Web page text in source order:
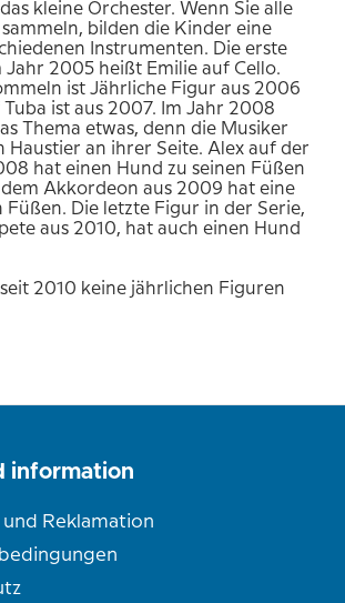
kleine Orchester. Wenn Sie alle
bilden die Kinder eine
Instrumenten. Die erste
Jahr 2005 heißt Emilie auf Cello.
ist Jährliche Figur aus 2006
ist aus 2007. Im Jahr 2008
Thema etwas, denn die Musiker
Haustier an ihrer Seite. Alex auf der
hat einen Hund zu seinen Füßen
Akkordeon aus 2009 hat eine
Füßen. Die letzte Figur in der Serie,
aus 2010, hat auch einen Hund
2010 keine jährlichen Figuren
information
und Reklamation